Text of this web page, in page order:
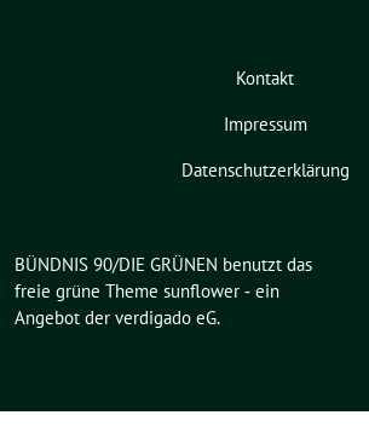
Kontakt
Impressum
Datenschutzerklärung
BÜNDNIS 90/DIE GRÜNEN benutzt das
freie grüne Theme sunflower ‐ ein
Angebot der verdigado eG.